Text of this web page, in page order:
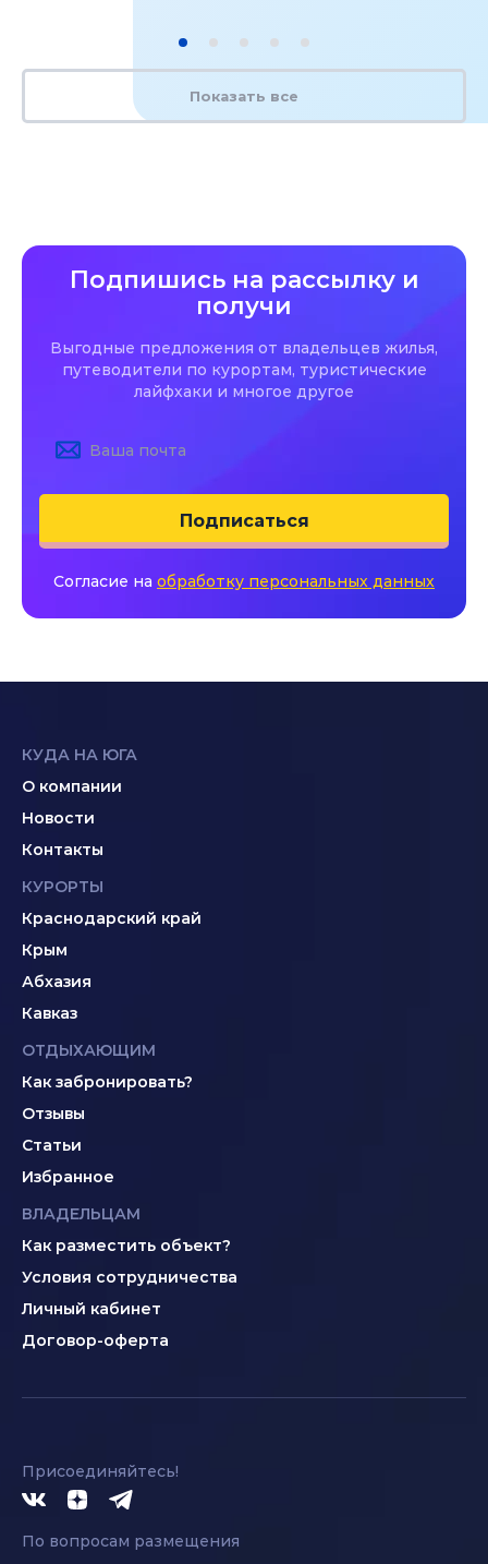
Показать все
Подпишись на рассылку и
получи
Выгодные предложения от владельцев жилья,
путеводители по курортам, туристические
лайфхаки и многое другое
Подписаться
Согласие на обработку персональных данных
КУДА НА ЮГА
О компании
Новости
Контакты
КУРОРТЫ
Краснодарский край
Крым
Абхазия
Кавказ
ОТДЫХАЮЩИМ
Как забронировать?
Отзывы
Статьи
Избранное
ВЛАДЕЛЬЦАМ
Как разместить объект?
Условия сотрудничества
Личный кабинет
Договор-оферта
Присоединяйтесь!
По вопросам размещения